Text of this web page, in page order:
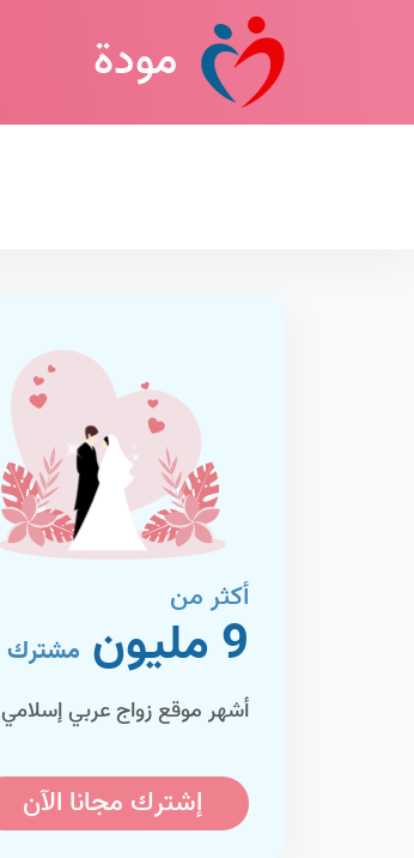
مودة
أكثر من
9 مليون مشترك
أشهر موقع زواج عربي إسلامي
إشترك مجانا الآن